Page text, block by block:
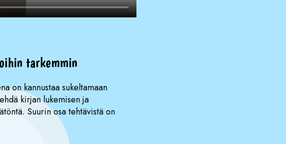
tarkemmin
on kannustaa sukeltamaan
kirjan lukemisen ja
Suurin osa tehtävistä on